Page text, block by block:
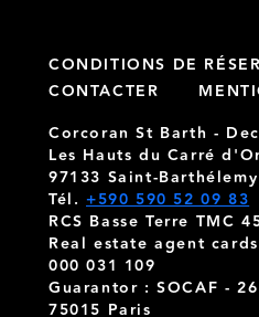
CONDITIONS DE
CONTACTER
Corcoran St Barth -
Les Hauts du Carré
97133 Saint-Barthélemy
Tél. +590 590 52 09 83
RCS Basse Terre TMC
Real estate agent
000 031 109
Guarantor : SOCAF -
75015 Paris